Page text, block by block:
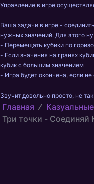
Управление в игре
Ваша задачи в игре -
нужных значений. Для этого
- Перемещать кубики по
- Если значения на гранях
кубик с большим значением
- Игра будет окончена, если
Звучит довольно просто, не
Главная
Три точки - Соединяй